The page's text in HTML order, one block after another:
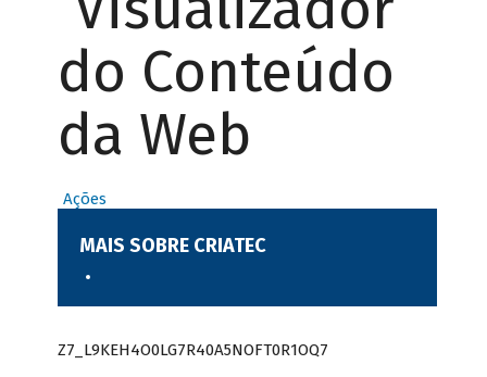
do Conteúdo
da Web
Ações
MAIS SOBRE CRIATEC
Z7_L9KEH4O0LG7R40A5NOFT0R1OQ7